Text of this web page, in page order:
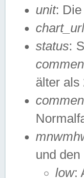
unit:
chart_url
status:
älter als
und
low: